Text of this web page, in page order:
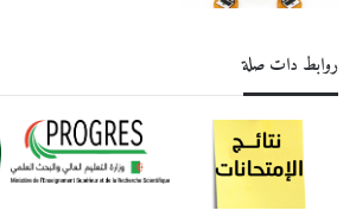
روابط دات صلة